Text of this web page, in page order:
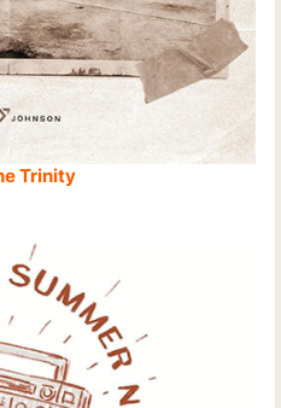
Trinity